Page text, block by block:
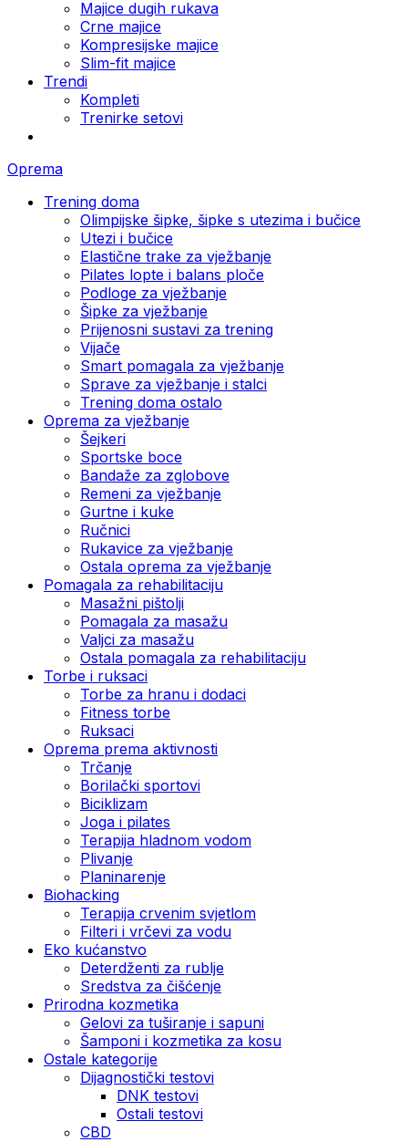
Majice dugih rukava
Crne majice
Kompresijske majice
Slim-fit majice
Trendi
Kompleti
Trenirke setovi
Oprema
Trening doma
Olimpijske šipke, šipke s utezima i bučice
Utezi i bučice
Elastične trake za vježbanje
Pilates lopte i balans ploče
Podloge za vježbanje
Šipke za vježbanje
Prijenosni sustavi za trening
Vijače
Smart pomagala za vježbanje
Sprave za vježbanje i stalci
Trening doma ostalo
Oprema za vježbanje
Šejkeri
Sportske boce
Bandaže za zglobove
Remeni za vježbanje
Gurtne i kuke
Ručnici
Rukavice za vježbanje
Ostala oprema za vježbanje
Pomagala za rehabilitaciju
Masažni pištolji
Pomagala za masažu
Valjci za masažu
Ostala pomagala za rehabilitaciju
Torbe i ruksaci
Torbe za hranu i dodaci
Fitness torbe
Ruksaci
Oprema prema aktivnosti
Trčanje
Borilački sportovi
Biciklizam
Joga i pilates
Terapija hladnom vodom
Plivanje
Planinarenje
Biohacking
Terapija crvenim svjetlom
Filteri i vrčevi za vodu
Eko kućanstvo
Deterdženti za rublje
Sredstva za čišćenje
Prirodna kozmetika
Gelovi za tuširanje i sapuni
Šamponi i kozmetika za kosu
Ostale kategorije
Dijagnostički testovi
DNK testovi
Ostali testovi
CBD